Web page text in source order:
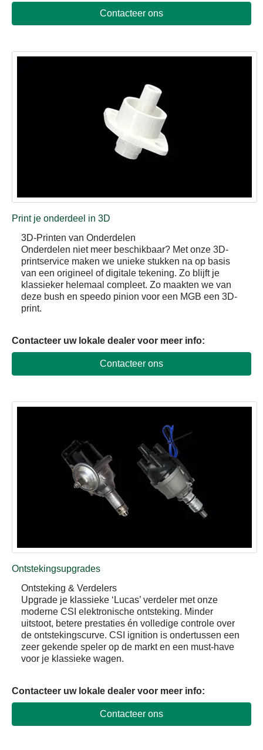
Contacteer ons
Print je onderdeel in 3D
3D-Printen van Onderdelen
Onderdelen niet meer beschikbaar? Met onze 3D-
printservice maken we unieke stukken na op basis
van een origineel of digitale tekening. Zo blijft je
klassieker helemaal compleet. Zo maakten we van
deze bush en speedo pinion voor een MGB een 3D-
print.
Contacteer uw lokale dealer voor meer info:
Contacteer ons
Ontstekingsupgrades
Ontsteking & Verdelers
Upgrade je klassieke ‘Lucas’ verdeler met onze
moderne CSI elektronische ontsteking. Minder
uitstoot, betere prestaties én volledige controle over
de ontstekingscurve. CSI ignition is ondertussen een
zeer gekende speler op de markt en een must-have
voor je klassieke wagen.
Contacteer uw lokale dealer voor meer info:
Contacteer ons